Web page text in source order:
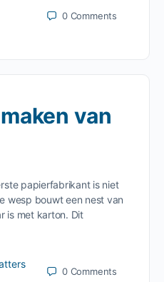
0 Comments
van
papierfabrikant is niet
wesp bouwt een nest van
is met karton. Dit
0 Comments